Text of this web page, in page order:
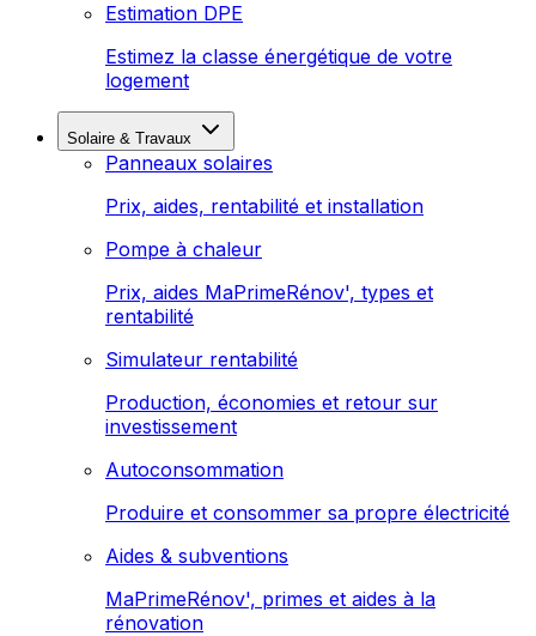
Estimation DPE
Estimez la classe énergétique de votre
logement
Solaire & Travaux
Panneaux solaires
Prix, aides, rentabilité et installation
Pompe à chaleur
Prix, aides MaPrimeRénov', types et
rentabilité
Simulateur rentabilité
Production, économies et retour sur
investissement
Autoconsommation
Produire et consommer sa propre électricité
Aides & subventions
MaPrimeRénov', primes et aides à la
rénovation